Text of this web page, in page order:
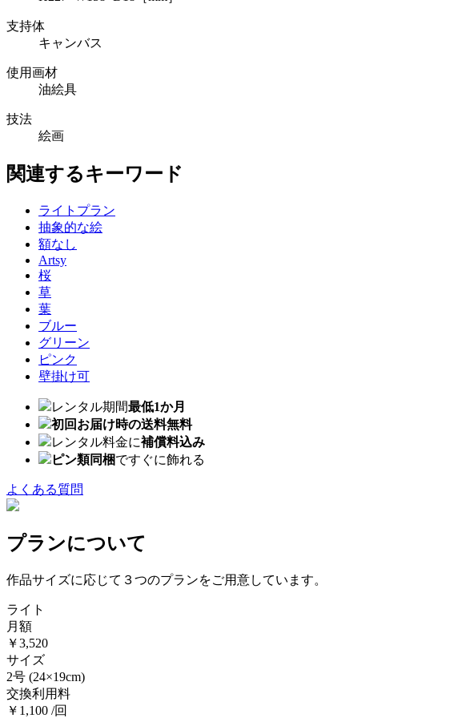
支持体
キャンバス
使用画材
油絵具
技法
絵画
関連するキーワード
ライトプラン
抽象的な絵
額なし
Artsy
桜
草
葉
ブルー
グリーン
ピンク
壁掛け可
レンタル期間最低1か月
初回お届け時の送料無料
レンタル料金に補償料込み
ピン類同梱ですぐに飾れる
よくある質問
プランについて
作品サイズに応じて３つのプランをご用意しています。
ライト
月額
￥3,520
サイズ
2号 (24×19cm)
交換利用料
￥1,100 /回